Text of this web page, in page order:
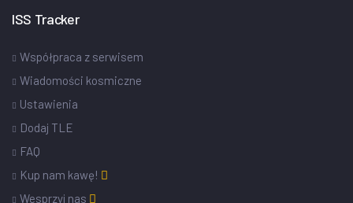
ISS Tracker
Współpraca z serwisem
Wiadomości kosmiczne
Ustawienia
Dodaj TLE
FAQ
Kup nam kawę!
Wesprzyj nas